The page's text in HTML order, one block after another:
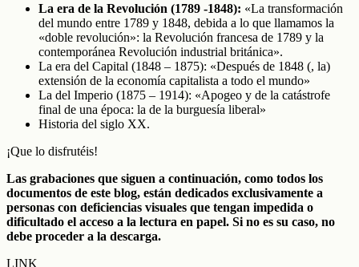
La era de la Revolución (1789 -1848): «La transformación
del mundo entre 1789 y 1848, debida a lo que llamamos la
«doble revolución»: la Revolución francesa de 1789 y la
contemporánea Revolución industrial británica».
La era del Capital (1848 – 1875): «Después de 1848 (, la)
extensión de la economía capitalista a todo el mundo»
La del Imperio (1875 – 1914): «Apogeo y de la catástrofe
final de una época: la de la burguesía liberal»
Historia del siglo XX.
¡Que lo disfrutéis!
Las grabaciones que siguen a continuación, como todos los
documentos de este blog, están dedicados exclusivamente a
personas con deficiencias visuales que tengan impedida o
dificultado el acceso a la lectura en papel. Si no es su caso, no
debe proceder a la descarga.
LINK